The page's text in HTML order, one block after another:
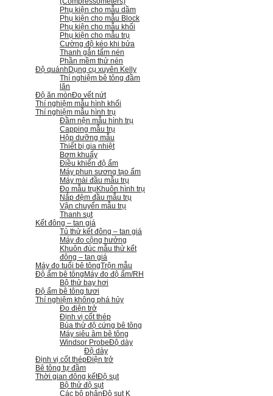
Phụ kiện cho mẫu dầm
Phụ kiện cho mẫu Block
Phụ kiện cho mẫu khối
Phụ kiện cho mẫu trụ
Cường độ kéo khi bửa
Thanh gắn tấm nén
Phần mềm thử nén
Độ quánh Dụng cụ xuyên Kelly
Thí nghiệm bê tông đầm
lăn
Độ ăn mònĐo vết nứt
Thí nghiệm mẫu hình khối
Thí nghiệm mẫu hình trụ
Đầm nện mẫu hình trụ
Capping mẫu trụ
Hộp dưỡng mẫu
Thiết bị gia nhiệt
Bơm khuấy
Điều khiển độ ẩm
Máy phun sương tạo ẩm
Máy mài đầu mẫu trụ
Đo mẫu trụ Khuôn hình trụ
Nắp đệm đầu mẫu trụ
Vận chuyển mẫu trụ
Thanh sụt
Kết đông – tan giá
Tủ thử kết đông – tan giá
Máy đo cộng hưởng
Khuôn đúc mẫu thử kết
đông – tan giá
Máy đo tuổi bê tôngTrộn mẫu
Độ ẩm bê tông Máy đo độ ẩm/RH
Bộ thử bay hơi
Độ ẩm bê tông tươi
Thí nghiệm không phá hủy
Đo điện trở
Định vị cốt thép
Búa thử độ cứng bê tông
Máy siêu âm bê tông
Windsor ProbeĐộ dày
Độ dày
Định vị cốt thépĐiện trở
Bê tông tự đầm
Thời gian đông kếtĐộ sụt
Bộ thử độ sụt
Các bộ phậnĐộ sụt K